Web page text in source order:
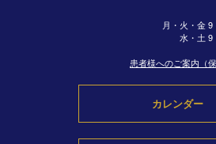
月・火・金
水・土 9
患者様へのご案内（
カレンダー